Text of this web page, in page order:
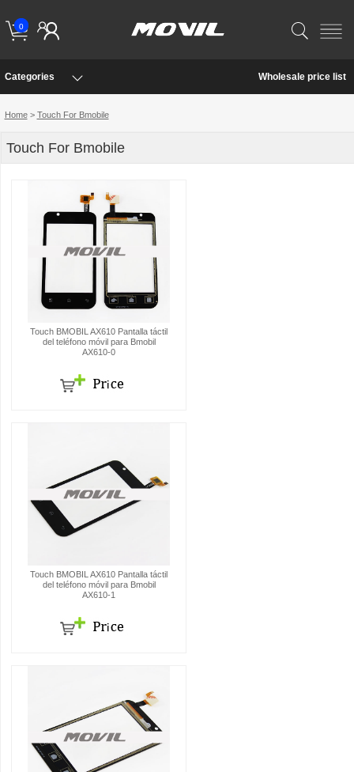
0
Categories Wholesale price list
Home> Touch For Bmobile
Touch For Bmobile
Touch BMOBIL AX610 Pantalla táctil
del teléfono móvil para Bmobil
AX610-0
Touch BMOBIL AX610 Pantalla táctil
del teléfono móvil para Bmobil
AX610-1